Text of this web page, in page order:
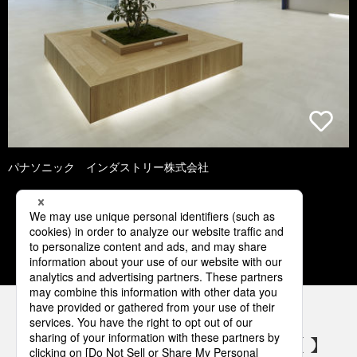
パナソニック インダストリー株式会社
1 2 3 4 5
パナソニックの電気設備 SNSアカウント